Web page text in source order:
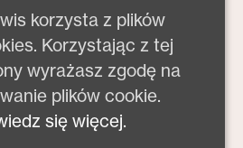
korzysta z plików
Korzystając z tej
wyrażasz zgodę na
plików cookie.
się więcej.